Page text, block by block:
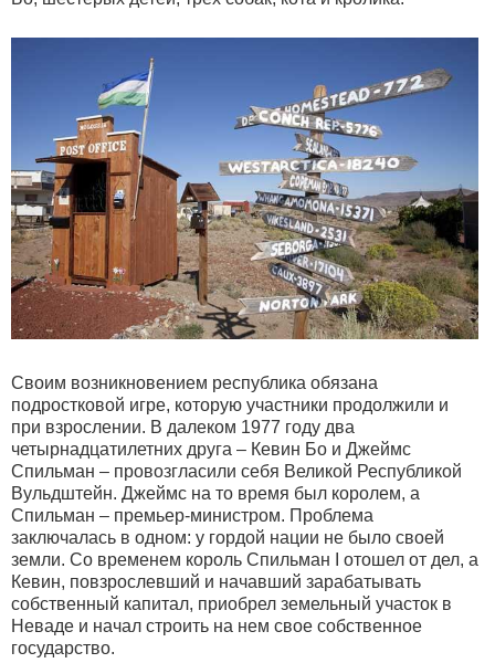
Своим возникновением республика обязана
подростковой игре, которую участники продолжили и
при взрослении. В далеком 1977 году два
четырнадцатилетних друга – Кевин Бо и Джеймс
Спильман – провозгласили себя Великой Республикой
Вульдштейн. Джеймс на то время был королем, а
Спильман – премьер-министром. Проблема
заключалась в одном: у гордой нации не было своей
земли. Со временем король Спильман I отошел от дел, а
Кевин, повзрослевший и начавший зарабатывать
собственный капитал, приобрел земельный участок в
Неваде и начал строить на нем свое собственное
государство.